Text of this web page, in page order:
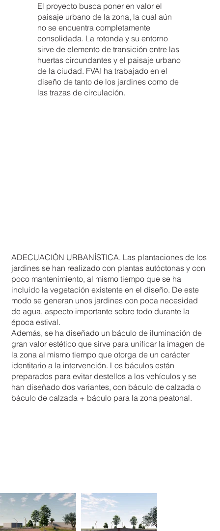
El proyecto busca poner en valor el
paisaje urbano de la zona, la cual aún
no se encuentra completamente
consolidada. La rotonda y su entorno
sirve de elemento de transición entre las
huertas circundantes y el paisaje urbano
de la ciudad. FVAI ha trabajado en el
diseño de tanto de los jardines como de
las trazas de circulación.
ADECUACIÓN URBANÍSTICA. Las plantaciones de los
jardines se han realizado con plantas autóctonas y con
poco mantenimiento, al mismo tiempo que se ha
incluido la vegetación existente en el diseño. De este
modo se generan unos jardines con poca necesidad
de agua, aspecto importante sobre todo durante la
época estival.
Además, se ha diseñado un báculo de iluminación de
gran valor estético que sirve para unificar la imagen de
la zona al mismo tiempo que otorga de un carácter
identitario a la intervención. Los báculos están
preparados para evitar destellos a los vehículos y se
han diseñado dos variantes, con báculo de calzada o
báculo de calzada + báculo para la zona peatonal.